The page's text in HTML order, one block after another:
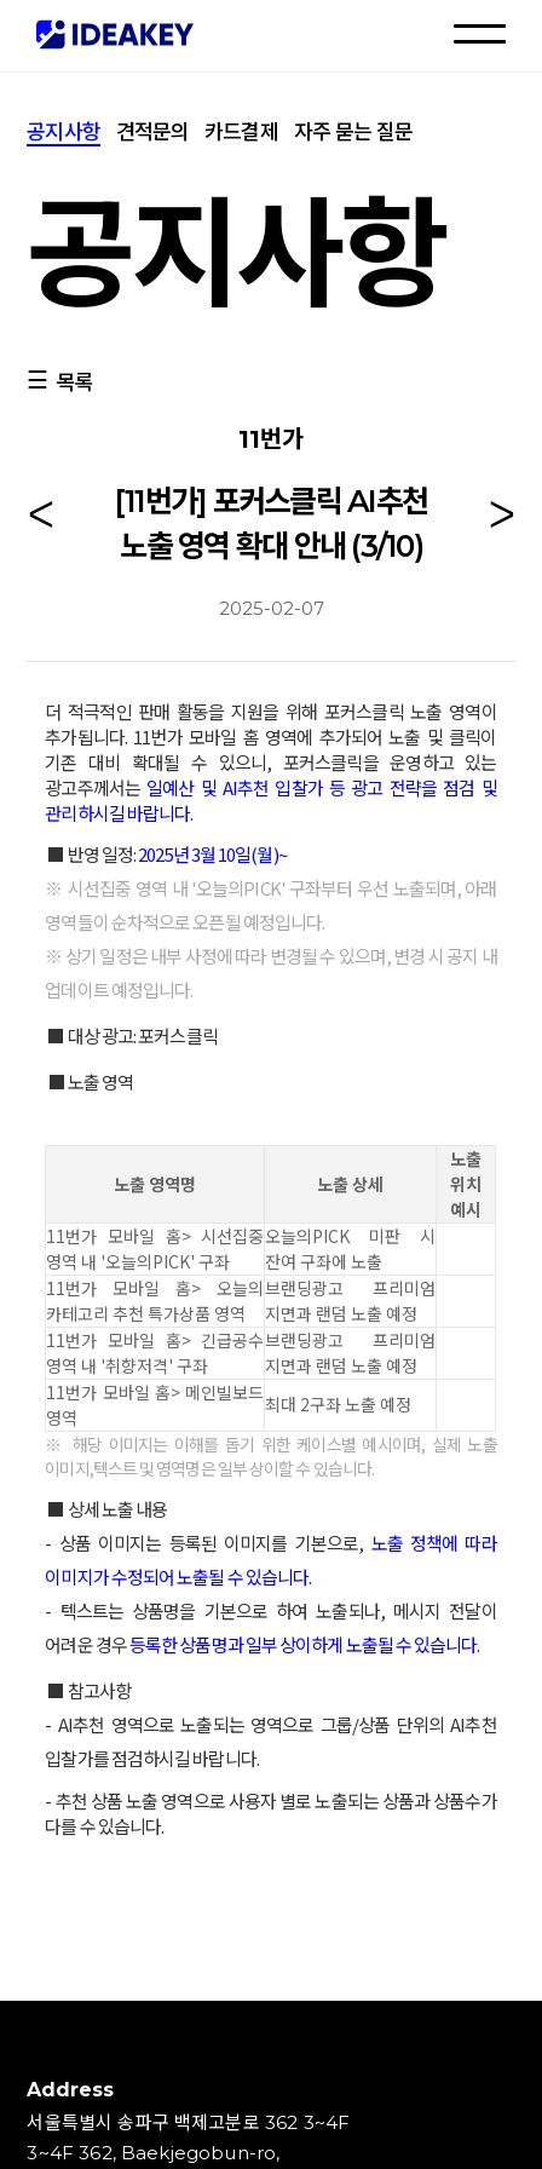
고객센터
공지사항 견적문의 카드결제 자주 묻는 질문
공지사항
목록
11번가
[11번가] 포커스클릭 AI추천
노출 영역 확대 안내 (3/10)
2025-02-07
더 적극적인 판매 활동을 지원을 위해 포커스클릭 노출 영역이
추가됩니다. 11번가 모바일 홈 영역에 추가되어 노출 및 클릭이
기존 대비 확대될 수 있으니, 포커스클릭을 운영하고 있는
광고주께서는 일예산 및 AI추천 입찰가 등 광고 전략을 점검 및
관리하시길 바랍니다.
■ 반영 일정:2025년 3월 10일(월)~
※ 시선집중 영역 내 '오늘의PICK' 구좌부터 우선 노출되며, 아래
영역들이 순차적으로 오픈될 예정입니다.
※ 상기 일정은 내부 사정에 따라 변경될 수 있으며, 변경 시 공지 내
업데이트 예정입니다.
■ 대상 광고: 포커스클릭
■ 노출 영역
노출 영역명 노출 상세
노출
위치
예시
11번가 모바일 홈> 시선집중
영역 내 '오늘의PICK' 구좌
오늘의PICK 미판 시
잔여 구좌에 노출
11번가 모바일 홈> 오늘의
카테고리 추천 특가상품 영역
브랜딩광고 프리미엄
지면과 랜덤 노출 예정
11번가 모바일 홈> 긴급공수
영역 내 '취향저격' 구좌
브랜딩광고 프리미엄
지면과 랜덤 노출 예정
11번가 모바일 홈> 메인빌보드
영역
최대 2구좌 노출 예정
※ 해당 이미지는 이해를 돕기 위한 케이스별 예시이며, 실제 노출
이미지,텍스트 및 영역명은 일부 상이할 수 있습니다.
■ 상세 노출 내용
- 상품 이미지는 등록된 이미지를 기본으로, 노출 정책에 따라
이미지가 수정되어 노출될 수 있습니다.
- 텍스트는 상품명을 기본으로 하여 노출되나, 메시지 전달이
어려운 경우등록한 상품명과 일부 상이하게 노출될 수 있습니다.
■ 참고사항
- AI추천 영역으로 노출되는 영역으로 그룹/상품 단위의 AI추천
입찰가를 점검하시길 바랍니다.
- 추천 상품 노출 영역으로 사용자 별로 노출되는 상품과 상품수가
다를 수 있습니다.
Address
서울특별시 송파구 백제고분로 362 3~4F
3~4F 362, Baekjegobun-ro,